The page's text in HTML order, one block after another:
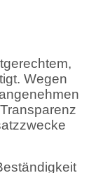
Wegen